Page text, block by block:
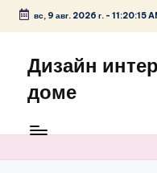
Перейти
содержимому
вс, 9 авг. 2026 г.- 11:20:16
Дизайн
доме